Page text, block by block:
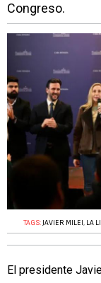
Congreso.
TAGS:JAVIER MILEI , LA
El presidente